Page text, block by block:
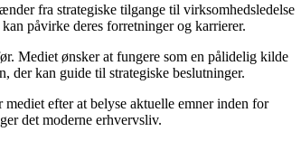
fra strategiske tilgange til virksomhedsledelse
påvirke deres forretninger og karrierer.
Mediet ønsker at fungere som en pålidelig kilde
der kan guide til strategiske beslutninger.
efter at belyse aktuelle emner inden for
det moderne erhvervsliv.